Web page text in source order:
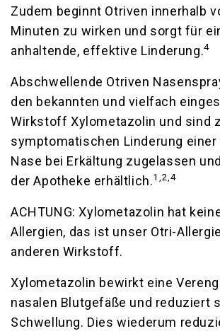
Zudem beginnt Otriven innerhalb
Minuten zu wirken und sorgt für
anhaltende, effektive Linderung.4
Abschwellende Otriven
den bekannten und vielfach
Wirkstoff Xylometazolin und sind
symptomatischen Linderung
Nase bei Erkältung zugelassen
der Apotheke erhältlich.1,2,4
ACHTUNG: Xylometazolin hat
Allergien, das ist unser Otri-
anderen Wirkstoff.
Xylometazolin bewirkt eine
nasalen Blutgefäße und reduziert
Schwellung. Dies wiederum